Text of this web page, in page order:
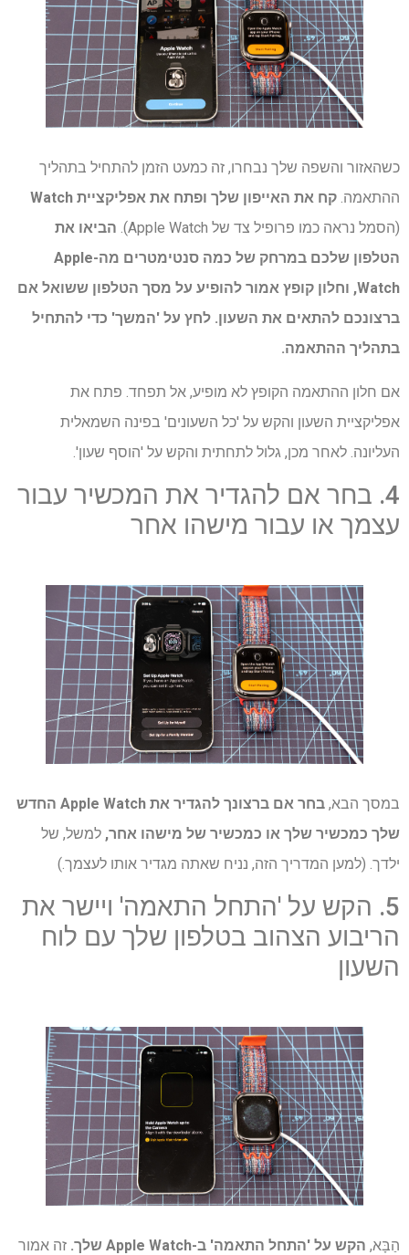
כשהאזור והשפה שלך נבחרו, זה כמעט הזמן להתחיל בתהליך
ההתאמה. קח את האייפון שלך ופתח את אפליקציית Watch
(הסמל נראה כמו פרופיל צד של Apple Watch).
הביאו את
הטלפון שלכם במרחק של כמה סנטימטרים מה-Apple
Watch, וחלון קופץ אמור להופיע על מסך הטלפון ששואל אם
ברצונכם להתאים את השעון. לחץ על 'המשך' כדי להתחיל
בתהליך ההתאמה.
אם חלון ההתאמה הקופץ לא מופיע, אל תפחד. פתח את
אפליקציית השעון והקש על 'כל השעונים' בפינה השמאלית
העליונה. לאחר מכן, גלול לתחתית והקש על 'הוסף שעון'.
4. בחר אם להגדיר את המכשיר עבור
עצמך או עבור מישהו אחר
במסך הבא,
בחר אם ברצונך להגדיר את Apple Watch החדש
שלך כמכשיר שלך או כמכשיר של מישהו אחר, למשל, של
ילדך. (למען המדריך הזה, נניח שאתה מגדיר אותו לעצמך.)
5. הקש על 'התחל התאמה' ויישר את
הריבוע הצהוב בטלפון שלך עם לוח
השעון
הַבָּא, הקש על 'התחל התאמה' ב-Apple Watch שלך.
זה אמור